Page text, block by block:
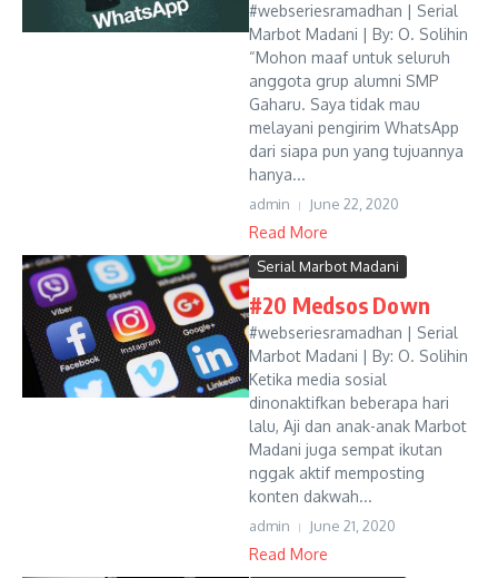
#webseriesramadhan | Serial
Marbot Madani | By: O. Solihin
“Mohon maaf untuk seluruh
anggota grup alumni SMP
Gaharu. Saya tidak mau
melayani pengirim WhatsApp
dari siapa pun yang tujuannya
hanya...
admin June 22, 2020
Read More
Serial Marbot Madani
#20 Medsos Down
#webseriesramadhan | Serial
Marbot Madani | By: O. Solihin
Ketika media sosial
dinonaktifkan beberapa hari
lalu, Aji dan anak-anak Marbot
Madani juga sempat ikutan
nggak aktif memposting
konten dakwah...
admin June 21, 2020
Read More